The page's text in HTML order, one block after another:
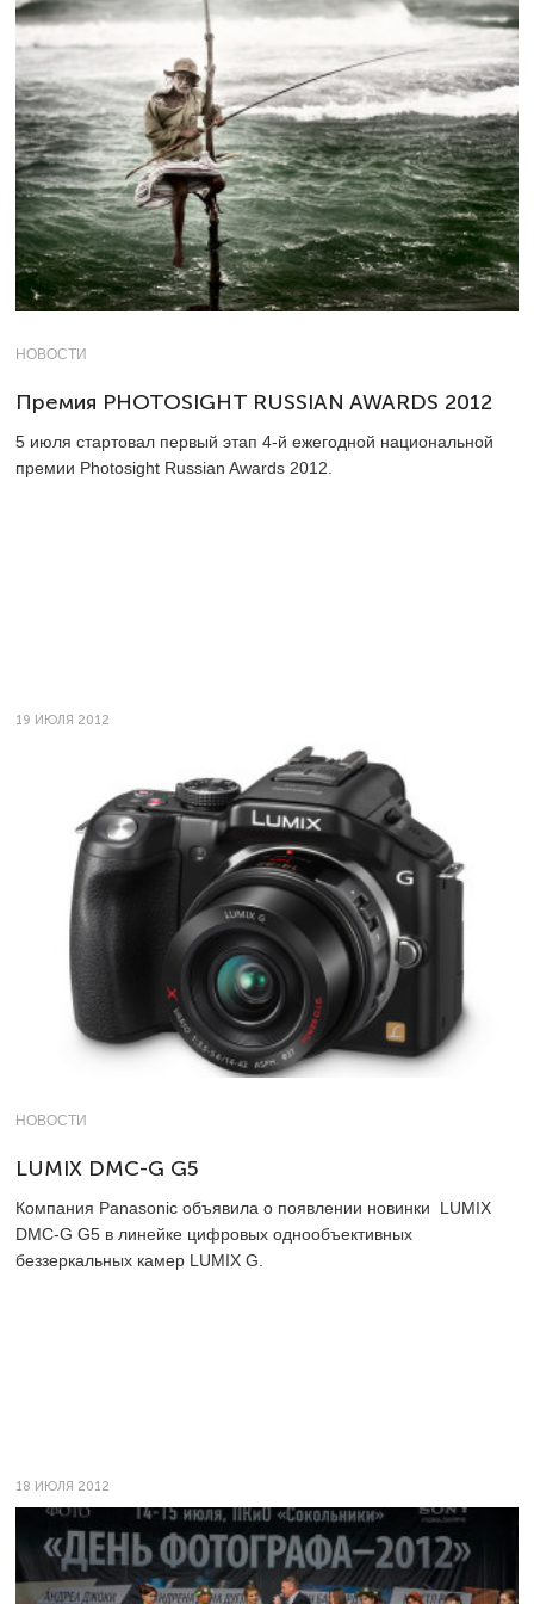
НОВОСТИ
Премия PHOTOSIGHT RUSSIAN AWARDS 2012
5 июля стартовал первый этап 4-й ежегодной национальной
премии Photosight Russian Awards 2012.
19 ИЮЛЯ 2012
НОВОСТИ
LUMIX DMC-G G5
Компания Panasonic объявила о появлении новинки LUMIX
DMC-G G5 в линейке цифровых однообъективных
беззеркальных камер LUMIX G.
18 ИЮЛЯ 2012